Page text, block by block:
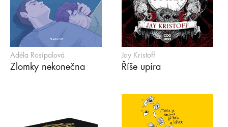
Adéla Rosípalová
Zlomky nekonečna
Jay Kristoff
Říše upíra